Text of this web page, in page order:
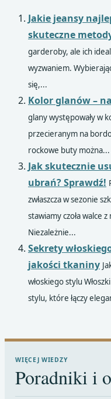
Jakie jeansy
skuteczne
garderoby, ale ich
wyzwaniem.
się,...
Kolor glanów –
glany występowały w
przecieranym na
rockowe buty można...
Jak skutecznie
ubrań? Sprawdź!
zwłaszcza w sezonie
stawiamy czoła walce
Niezależnie...
Sekrety
jakości tkaniny
włoskiego stylu
stylu, które łączy
WIĘCEJ WIEDZY
Poradniki i